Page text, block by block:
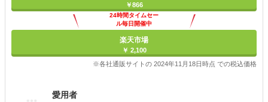
￥866
24時間タイムセー
ル毎日開催中
楽天市場
￥ 2,100
※各社通販サイトの 2024年11月18日時点 での税込価格
愛用者